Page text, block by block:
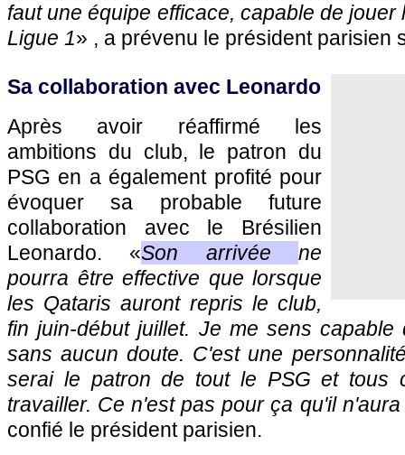
faut une équipe efficace, capable de
Ligue 1» , a prévenu le président parisien
Sa collaboration avec Leonardo
Après avoir réaffirmé les
ambitions du club, le patron du
PSG en a également profité pour
évoquer sa probable future
collaboration avec le Brésilien
Leonardo. «Son arrivéene
pourra être effective que lorsque
les Qataris auront repris le club,
fin juin-début juillet. Je me sens
sans aucun doute. C'est une
serai le patron de tout le PSG et tous
travailler. Ce n'est pas pour ça qu'il
confié le président parisien.